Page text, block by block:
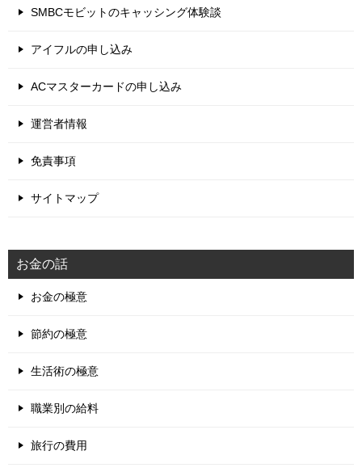
SMBCモビットのキャッシング体験談
アイフルの申し込み
ACマスターカードの申し込み
運営者情報
免責事項
サイトマップ
お金の話
お金の極意
節約の極意
生活術の極意
職業別の給料
旅行の費用